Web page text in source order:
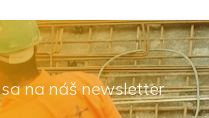
na náš newsletter